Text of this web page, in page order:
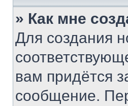
» Как мне
Для создания
вам придётся
сообщение.